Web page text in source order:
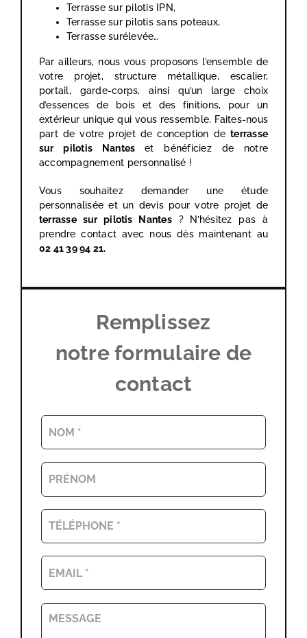
Terrasse sur pilotis IPN,
Terrasse sur pilotis sans poteaux,
Terrasse surélevée…
Par ailleurs, nous vous proposons l’ensemble de
votre projet, structure métallique, escalier,
portail, garde-corps, ainsi qu’un large choix
d’essences de bois et des finitions, pour un
extérieur unique qui vous ressemble. Faites-nous
part de votre projet de conception deterrasse
sur pilotis Nanteset bénéficiez de notre
accompagnement personnalisé !
Vous souhaitez demander une étude
personnalisée et un devis pour votre projet de
terrasse sur pilotis Nantes? N’hésitez pas à
prendre contact avec nous dès maintenant au
02 41 39 94 21.
Remplissez
notre formulaire de
contact